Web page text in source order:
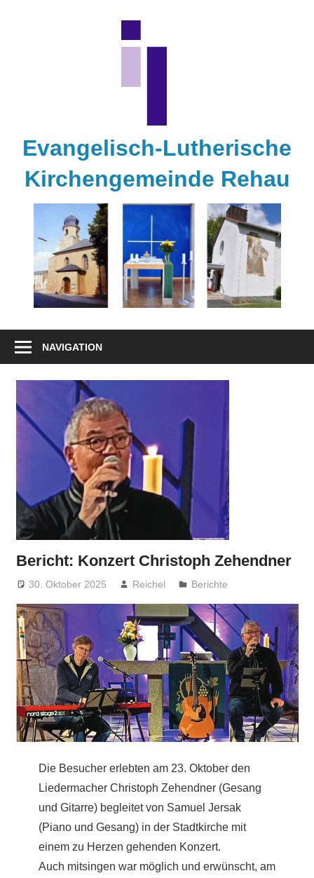
Evangelisch-Lutherische
Kirchengemeinde Rehau
Kirchengemeinde
Gottesdienste
Kontakt
Aktivitäten
NAVIGATION
Bericht: Konzert Christoph Zehendner
30. Oktober 2025 Reichel Berichte
Die Besucher erlebten am 23. Oktober den
Liedermacher Christoph Zehendner (Gesang
und Gitarre) begleitet von Samuel Jersak
(Piano und Gesang) in der Stadtkirche mit
einem zu Herzen gehenden Konzert.
Auch mitsingen war möglich und erwünscht, am